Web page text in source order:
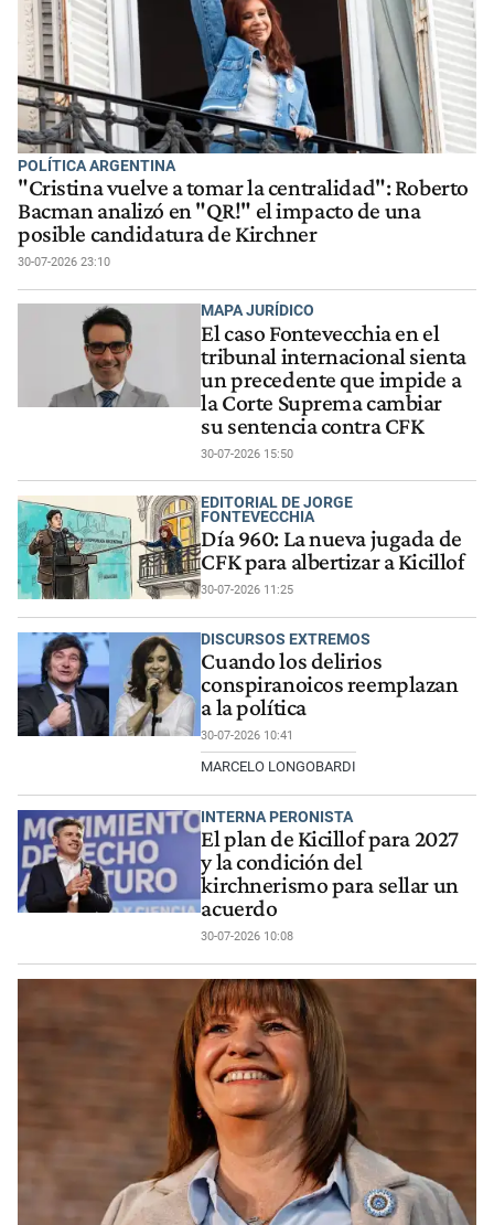
POLÍTICA ARGENTINA
"Cristina vuelve a tomar la centralidad": Roberto
Bacman analizó en "QR!" el impacto de una
posible candidatura de Kirchner
30-07-2026 23:10
MAPA JURÍDICO
El caso Fontevecchia en el
tribunal internacional sienta
un precedente que impide a
la Corte Suprema cambiar
su sentencia contra CFK
30-07-2026 15:50
EDITORIAL DE JORGE
FONTEVECCHIA
Día 960: La nueva jugada de
CFK para albertizar a Kicillof
30-07-2026 11:25
DISCURSOS EXTREMOS
Cuando los delirios
conspiranoicos reemplazan
a la política
30-07-2026 10:41
MARCELO LONGOBARDI
INTERNA PERONISTA
El plan de Kicillof para 2027
y la condición del
kirchnerismo para sellar un
acuerdo
30-07-2026 10:08